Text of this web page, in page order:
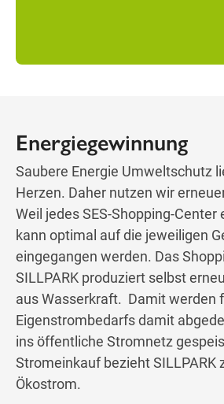
Energiegewinnung
Saubere Energie Umweltschutz
Herzen. Daher nutzen wir
Weil jedes SES-Shopping-Center
kann optimal auf die jeweiligen
eingegangen werden. Das
SILLPARK produziert selbst
aus Wasserkraft. Damit werden
Eigenstrombedarfs damit
ins öffentliche Stromnetz
Stromeinkauf bezieht SILLPARK
Ökostrom.